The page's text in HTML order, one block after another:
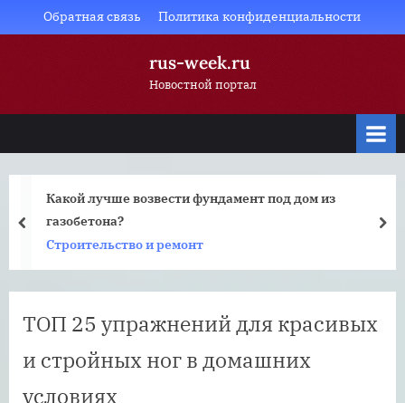
to
Обратная связь Политика конфиденциальности
rus-week.ru
Новостной портал
Какой лучше возвести фундамент под дом из
газобетона?
Строительство и ремонт
prev
ТОП 25 упражнений для красивых
и стройных ног в домашних
условиях